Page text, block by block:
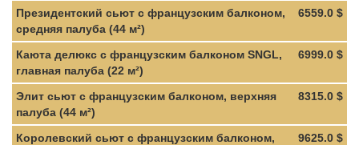
6559.0 $
Президентский сьют с французским балконом,
средняя палуба (44 м²)
6999.0 $
Каюта делюкс с французским балконом SNGL,
главная палуба (22 м²)
8315.0 $
Элит сьют с французским балконом, верхняя
палуба (44 м²)
9625.0 $
Королевский сьют с французским балконом,